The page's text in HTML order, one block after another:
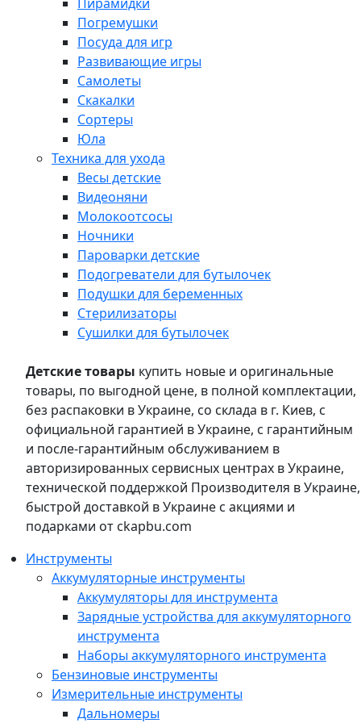
Погремушки
Посуда для игр
Развивающие игры
Самолеты
Скакалки
Сортеры
Юла
Техника для ухода
Весы детские
Видеоняни
Молокоотсосы
Ночники
Пароварки детские
Подогреватели для бутылочек
Подушки для беременных
Стерилизаторы
Сушилки для бутылочек
Детские товары купить новые и оригинальные
товары, по выгодной цене, в полной комплектации,
без распаковки в Украине, со склада в г. Киев, с
официальной гарантией в Украине, с гарантийным
и после-гарантийным обслуживанием в
авторизированных сервисных центрах в Украине,
технической поддержкой Производителя в Украине,
быстрой доставкой в Украине с акциями и
подарками от ckapbu.com
Инструменты
Аккумуляторные инструменты
Аккумуляторы для инструмента
Зарядные устройства для аккумуляторного
инструмента
Наборы аккумуляторного инструмента
Бензиновые инструменты
Измерительные инструменты
Дальномеры